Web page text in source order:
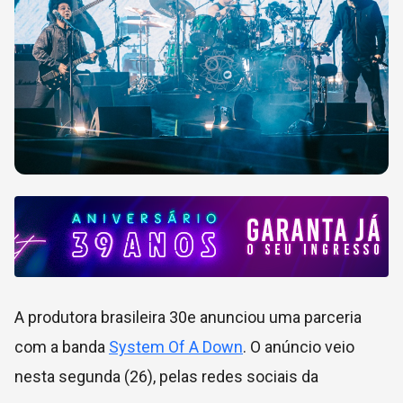
A produtora brasileira 30e anunciou uma parceria
com a banda System Of A Down. O anúncio veio
nesta segunda (26), pelas redes sociais da